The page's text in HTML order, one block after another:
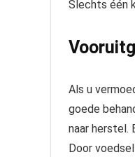
Slechts één
Als u
goede
naar herstel.
Door